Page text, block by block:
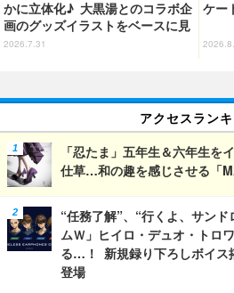
かに立体化♪ 大黒湯とのコラボ企
画のグッズイラストをベースに見
応え抜群の仕上がり
2026.7.31
ケー
アクセスラン
「忍たま」五年生＆六年生を
仕草…和の趣を感じさせる「
“任務了解”、“行くよ、サン
ムＷ」ヒイロ・デュオ・トロ
る…！ 新規録り下ろしボイス
登場